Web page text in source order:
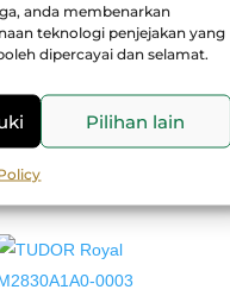
anda membenarkan
teknologi penjejakan yang
dipercayai dan selamat.
Pilihan lain
RM
14,350.00
NEW